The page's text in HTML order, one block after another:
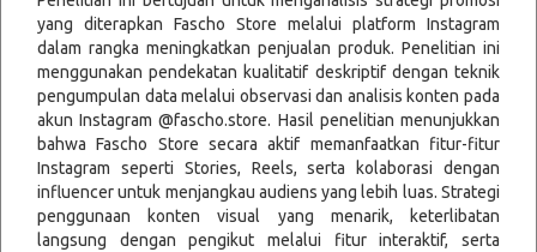
yang diterapkan Fascho Store melalui platform Instagram
dalam rangka meningkatkan penjualan produk. Penelitian ini
menggunakan pendekatan kualitatif deskriptif dengan teknik
pengumpulan data melalui observasi dan analisis konten pada
akun Instagram @fascho.store. Hasil penelitian menunjukkan
bahwa Fascho Store secara aktif memanfaatkan fitur-fitur
Instagram seperti Stories, Reels, serta kolaborasi dengan
influencer untuk menjangkau audiens yang lebih luas. Strategi
penggunaan konten visual yang menarik, keterlibatan
langsung dengan pengikut melalui fitur interaktif, serta